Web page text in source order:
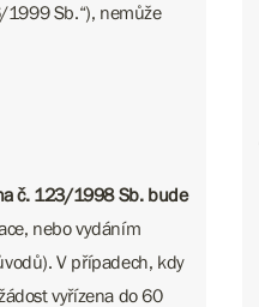
Sb.“), nemůže
č. 123/1998 Sb. bude
nebo vydáním
V případech, kdy
vyřízena do 60